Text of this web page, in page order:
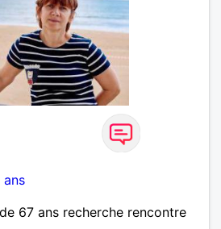
ans
67 ans recherche rencontre